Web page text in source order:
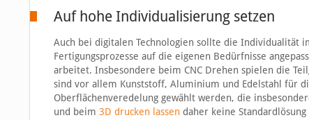
Auf hohe Individualisierung setzen
Auch bei digitalen Technologien sollte die Individualität
Fertigungsprozesse auf die eigenen Bedürfnisse
arbeitet. Insbesondere beim CNC Drehen spielen die
sind vor allem Kunststoff, Aluminium und Edelstahl für
Oberflächenveredelung gewählt werden, die
und beim 3D drucken lassendaher keine